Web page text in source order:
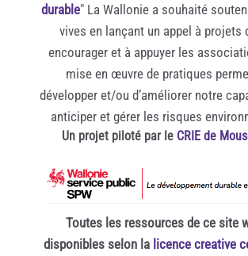
durable" La Wallonie a souhaité
vives en lançant un appel à projets
encourager et à appuyer les
mise en œuvre de pratiques
développer et/ou d’améliorer notre
anticiper et gérer les risques
Un projet piloté par le CRIE de
Toutes les ressources de ce site
disponibles selon la licence creative